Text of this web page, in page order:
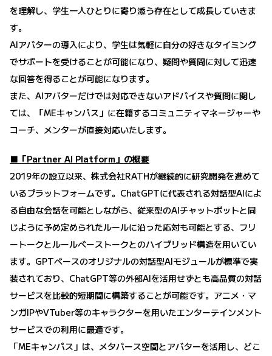
を理解し、学生一人ひとりに寄り添う存在として成長していきま
す。
AIアバターの導入により、学生は気軽に自分の好きなタイミング
でサポートを受けることが可能になり、疑問や質問に対して迅速
な回答を得ることが可能になります。
また、AIアバターだけでは対応できないアドバイスや質問に関し
ては、「MEキャンパス」に在籍するコミュニティマネージャーや
コーチ、メンターが直接対応いたします。
■「Partner AI Platform」の概要
2019年の設立以来、株式会社RATHが継続的に研究開発を進めて
いるプラットフォームです。ChatGPTに代表される対話型AIによ
る自由な会話を可能としながら、従来型のAIチャットボットと同
じように予め定められたルールに沿った応対も可能とする、フリ
ートークとルールベーストークとのハイブリッド構造を用いてい
ます。GPTベースのオリジナルの対話型AIモジュールが標準で実
装されており、ChatGPT等の外部AIを活用せずとも高品質の対話
サービスを比較的短期間に構築することが可能です。アニメ・マ
ンガIPやVTuber等のキャラクターを用いたエンターテインメント
サービスでの利用に最適です。
「MEキャンパス」は、メタバース空間とアバターを活用し、どこ